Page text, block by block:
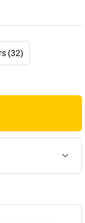
d’issue de
en vigueur.
(32)